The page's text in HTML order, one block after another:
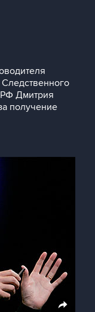
РФ Дмитрия
получение